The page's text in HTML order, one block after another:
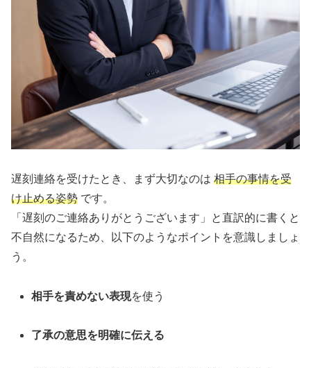
遅刻連絡を受けたとき、まず大切なのは 相手の事情を受
け止める姿勢 です。
「遅刻のご連絡ありがとうございます」と直訳的に書くと
不自然になるため、以下のようなポイントを意識しましょ
う。
相手を責めない表現を使う
了承の意思を明確に伝える